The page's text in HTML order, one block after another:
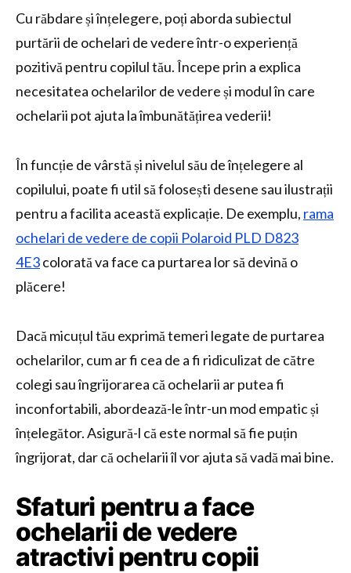
Cu răbdare și înțelegere, poți aborda subiectul
purtării de ochelari de vedere într-o experiență
pozitivă pentru copilul tău. Începe prin a explica
necesitatea ochelarilor de vedere și modul în care
ochelarii pot ajuta la îmbunătățirea vederii!
În funcție de vârstă și nivelul său de înțelegere al
copilului, poate fi util să folosești desene sau ilustrații
pentru a facilita această explicație. De exemplu, rama
ochelari de vedere de copii Polaroid PLD D823
4E3colorată va face ca purtarea lor să devină o
plăcere!
Dacă micuțul tău exprimă temeri legate de purtarea
ochelarilor, cum ar fi cea de a fi ridiculizat de către
colegi sau îngrijorarea că ochelarii ar putea fi
inconfortabili, abordează-le într-un mod empatic și
înțelegător. Asigură-l că este normal să fie puțin
îngrijorat, dar că ochelarii îl vor ajuta să vadă mai bine.
Sfaturi pentru a face
ochelarii de vedere
atractivi pentru copii